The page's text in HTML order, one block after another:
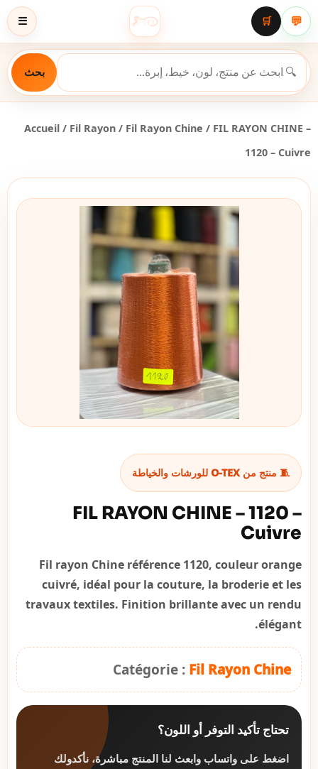
☰ 💬
🛒
بحث
Accueil / Fil Rayon / Fil Rayon Chine / FIL RAYON CHINE –
1120 – Cuivre
🧵 منتج من O-TEX للورشات والخياطة
FIL RAYON CHINE – 1120 –
Cuivre
Fil rayon Chine référence 1120, couleur orange
cuivré, idéal pour la couture, la broderie et les
travaux textiles. Finition brillante avec un rendu
élégant.
Catégorie : Fil Rayon Chine
تحتاج تأكيد التوفر أو اللون؟
اضغط على واتساب وابعث لنا المنتج مباشرة، نأكدولك